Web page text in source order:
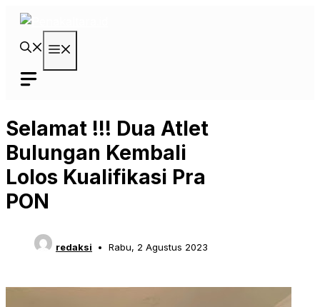
Langsung
Selamat !!! Dua Atlet
Bulungan Kembali
Lolos Kualifikasi Pra
PON
redaksi Rabu, 2 Agustus 2023